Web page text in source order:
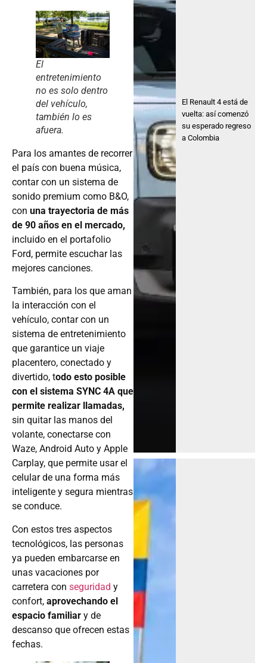
El
entretenimiento
no es solo dentro
del vehículo,
también lo es
afuera.
Para los amantes de recorrer
el país con buena música,
contar con un sistema de
sonido premium como B&O,
con una trayectoria de más
de 90 años en el mercado,
incluido en el portafolio
Ford, permite escuchar las
mejores canciones.
También, para los que aman
la interacción con el
vehículo, contar con un
sistema de entretenimiento
que garantice un viaje
placentero, conectado y
divertido, todo esto posible
con el sistema SYNC 4A que
permite realizar llamadas,
sin quitar las manos del
volante, conectarse con
Waze, Android Auto y Apple
Carplay, que permite usar el
celular de una forma más
inteligente y segura mientras
se conduce.
Con estos tres aspectos
tecnológicos, las personas
ya pueden embarcarse en
unas vacaciones por
carretera con seguridad y
confort, aprovechando el
espacio familiar y de
descanso que ofrecen estas
fechas.
El Renault 4 está de
vuelta: así comenzó
su esperado regreso
a Colombia